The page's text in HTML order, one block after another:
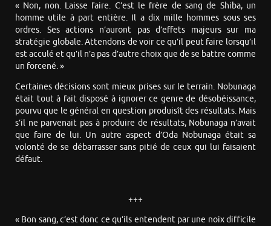
« Non, non. Laisse faire. C’est le frère de sang de Shiba, un
homme utile à part entière. Il a dix mille hommes sous ses
ordres. Ses actions n’auront pas d’effets majeurs sur ma
stratégie globale. Attendons de voir ce qu’il peut faire lorsqu’il
est acculé et qu’il n’a pas d’autre choix que de se battre comme
un forcené. »
Certaines décisions sont mieux prises sur le terrain. Nobunaga
était tout à fait disposé à ignorer ce genre de désobéissance,
pourvu que le général en question produisît des résultats. Mais
s’il ne parvenait pas à produire de résultats, Nobunaga n’avait
que faire de lui. Un autre aspect d’Oda Nobunaga était sa
volonté de se débarrasser sans pitié de ceux qui lui faisaient
défaut.
+++
« Bon sang, c’est donc ce qu’ils entendent par une noix difficile